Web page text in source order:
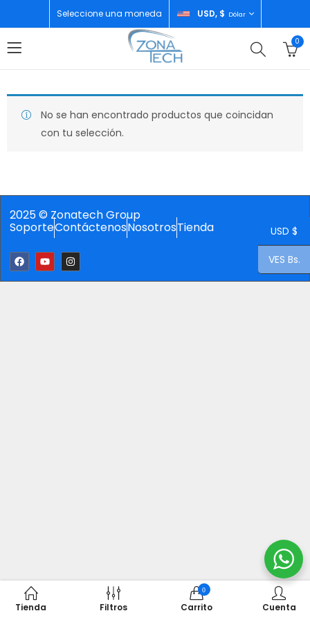
Seleccione una moneda USD, $ Dólar
0
No se han encontrado productos que coincidan
con tu selección.
2025 © Zonatech Group
SoporteContáctenosNosotrosTienda
Tienda Filtros
0
Carrito Cuenta
USD $
VES Bs.